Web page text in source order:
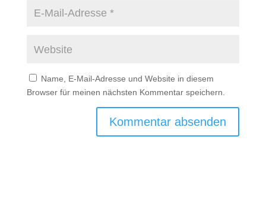
Name, E-Mail-Adresse und Website in diesem
Browser für meinen nächsten Kommentar speichern.